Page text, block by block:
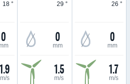
18 °
0
1.9
m/s
29 °
0
mm
1.5
m/s
26 °
0
mm
1.7
m/s